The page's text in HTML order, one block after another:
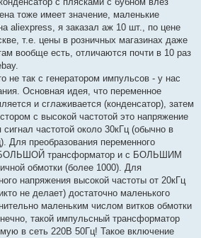
тоже имеет значение, маленькие
aliexpress, я заказал аж 10 шт., по цене
т.е. цены в розничных магазинах даже
вообще есть, отличаются почти в 10 раз
не так с генератором импульсов - у нас
Основная идея, что переменное
и сглаживается (конденсатор), затем
с высокой частотой это напряжение
частотой около 30кГц (обычно в
Для преобразования переменного
БОЛЬШОЙ трансформатор и с БОЛЬШИМ
обмотки (более 1000). Для
напряжения высокой частоты от 20кГц
не делает) достаточно маленького
маленьким числом витков обмотки
такой импульсный трансформатор
в сеть 220В 50Гц! Такое включение